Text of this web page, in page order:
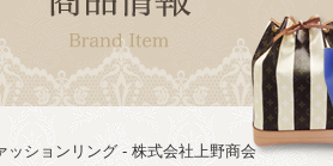
ションリング - 株式会社上野商会